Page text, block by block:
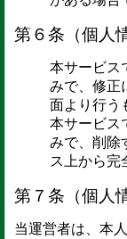
第６条（個人
本サービス
みで、修正
面より行う
本サービス
みで、削除
ス上から完
第７条（個人
当運営者は、本